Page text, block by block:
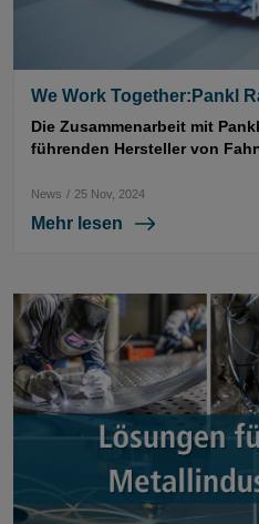
We Work Together:Pankl
Die Zusammenarbeit mit
führenden Hersteller von
News / 25 Nov, 2024
Mehr lesen